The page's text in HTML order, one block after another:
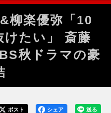
柳楽優弥「10
けたい」 斎藤
秋ドラマの豪
送る
シェア
ポスト